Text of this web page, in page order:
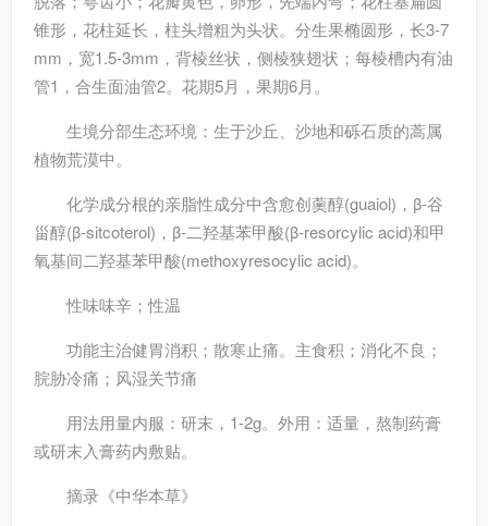
锥形，花柱延长，柱头增粗为头状。分生果椭圆形，长3-7
mm，宽1.5-3mm，背棱丝状，侧棱狭翅状；每棱槽内有油
管1，合生面油管2。花期5月，果期6月。
生境分部生态环境：生于沙丘、沙地和砾石质的蒿属
植物荒漠中。
化学成分根的亲脂性成分中含愈创薁醇(guaiol)，β-谷
甾醇(β-sitcoterol)，β-二羟基苯甲酸(β-resorcylic acid)和甲
氧基间二羟基苯甲酸(methoxyresocylic acid)。
性味味辛；性温
功能主治健胃消积；散寒止痛。主食积；消化不良；
脘胁冷痛；风湿关节痛
用法用量内服：研末，1-2g。外用：适量，熬制药膏
或研末入膏药内敷贴。
摘录 《中华本草》